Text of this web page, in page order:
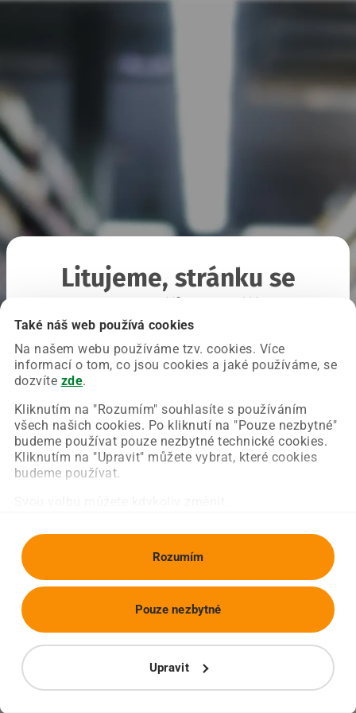
Také náš web používá cookies
Na našem webu používáme tzv. cookies. Více
informací o tom, co jsou cookies a jaké používáme, se
dozvíte zde.
Kliknutím na "Rozumím" souhlasíte s používáním
všech našich cookies. Po kliknutí na "Pouze nezbytné"
budeme používat pouze nezbytné technické cookies.
Kliknutím na "Upravit" můžete vybrat, které cookies
budeme používat.
Rozumím
Upravit
Pouze nezbytné
Litujeme, stránku se
Chyba nastala na naší straně a už ji opravujeme.
Zkuste prosím znovu načíst požadovanou stránku.
Obnovit stránku Úvodní strana